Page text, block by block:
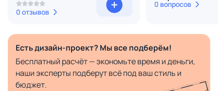
0 отзывов
0 вопросов
Есть дизайн-проект? Мы все подберём!
Бесплатный расчёт — экономьте время и деньги,
наши эксперты подберут всё под ваш стиль и
бюджет.